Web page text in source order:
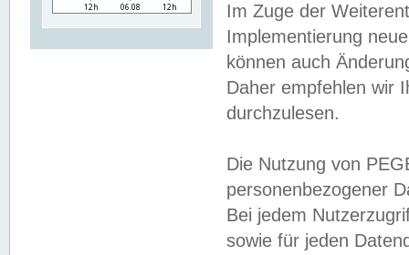
Im Zuge der
Implementierung
können auch
Daher empfehlen wir
durchzulesen.
Die Nutzung von
personenbezogener
Bei jedem
sowie für jeden